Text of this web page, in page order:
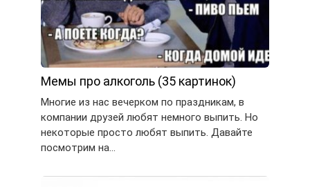
Мемы про алкоголь (35 картинок)
Многие из нас вечерком по праздникам, в
компании друзей любят немного выпить. Но
некоторые просто любят выпить. Давайте
посмотрим на…